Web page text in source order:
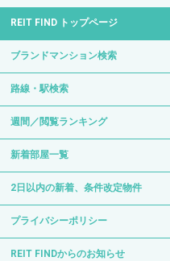
REIT FIND トップページ
ブランドマンション検索
路線・駅検索
週間／閲覧ランキング
新着部屋一覧
2日以内の新着、条件改定物件
プライバシーポリシー
REIT FINDからのお知らせ